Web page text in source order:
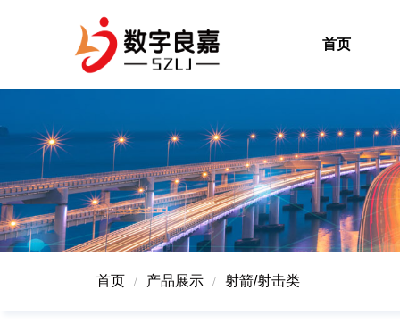
首页
首页 / 产品展示 / 射箭/射击类